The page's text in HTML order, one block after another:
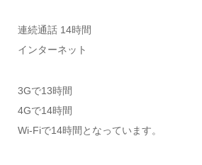
連続通話 14時間
インターネット
3Gで13時間
4Gで14時間
Wi-Fiで14時間となっています。